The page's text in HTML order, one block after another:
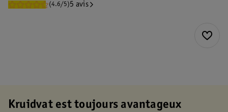
(4.6/5)5 avis
Kruidvat est toujours avantageux